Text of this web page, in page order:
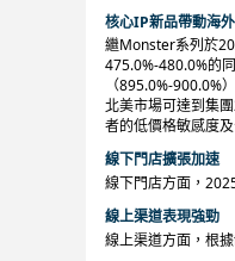
核心IP新品帶動海
繼Monster系列於
475.0%-480.0%的
（895.0%-
北美市場可達到集
者的低價格敏感度
線下門店擴張加速
線下門店方面，
線上渠道表現強勁
線上渠道方面，根